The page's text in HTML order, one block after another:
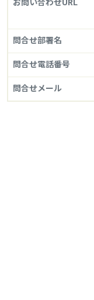
問合せ部署名
問合せ電話番号
問合せメール